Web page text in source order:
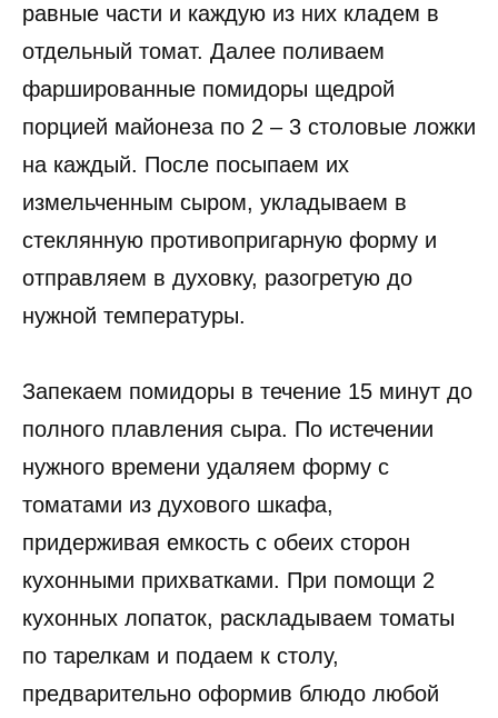
равные части и каждую из них кладем в
отдельный томат. Далее поливаем
фаршированные помидоры щедрой
порцией майонеза по 2 – 3 столовые ложки
на каждый. После посыпаем их
измельченным сыром, укладываем в
стеклянную противопригарную форму и
отправляем в духовку, разогретую до
нужной температуры.
Запекаем помидоры в течение 15 минут до
полного плавления сыра. По истечении
нужного времени удаляем форму с
томатами из духового шкафа,
придерживая емкость с обеих сторон
кухонными прихватками. При помощи 2
кухонных лопаток, раскладываем томаты
по тарелкам и подаем к столу,
предварительно оформив блюдо любой